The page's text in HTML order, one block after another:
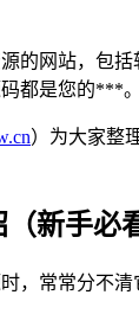
的网站，包
都是您的***
）为大家整
新手必
，常常分不